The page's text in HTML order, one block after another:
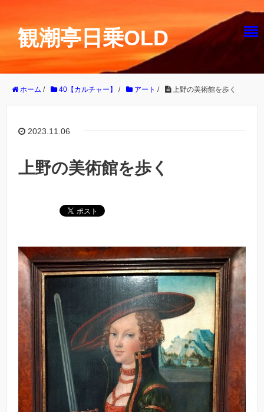
観潮亭日乗OLD
ホーム / 40【カルチャー】 / アート / 上野の美術館を歩く
2023.11.06
上野の美術館を歩く